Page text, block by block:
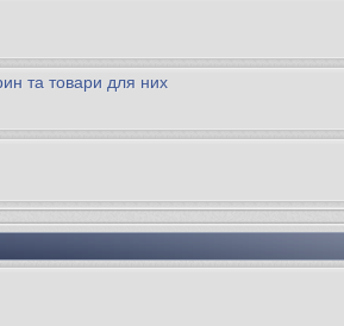
та товари для них